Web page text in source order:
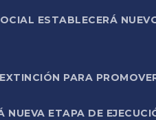
ESTABLECERÁ
PARA
NUEVA ETAPA DE